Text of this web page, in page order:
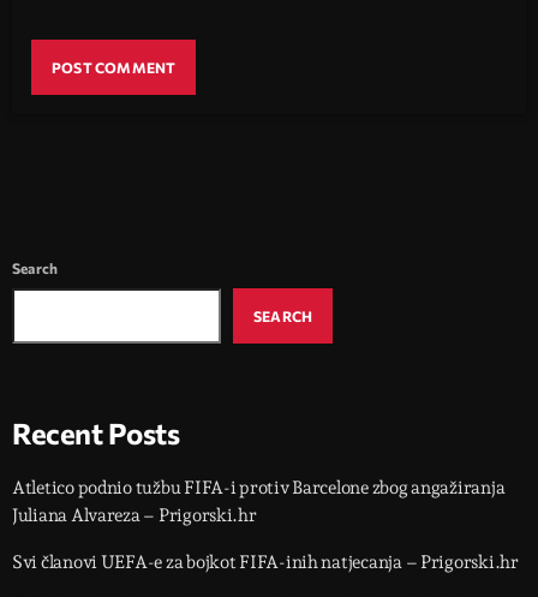
Search
SEARCH
Recent Posts
Atletico podnio tužbu FIFA-i protiv Barcelone zbog angažiranja
Juliana Alvareza – Prigorski.hr
Svi članovi UEFA-e za bojkot FIFA-inih natjecanja – Prigorski.hr